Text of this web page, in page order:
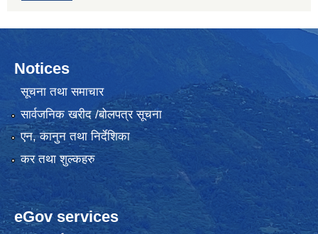
Notices
सूचना तथा समाचार
सार्वजनिक खरीद /बोलपत्र सूचना
एन, कानुन तथा निर्देशिका
कर तथा शुल्कहरु
eGov services